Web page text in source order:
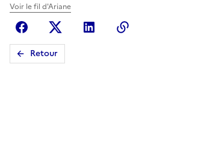
Voir le fil d'Ariane
FacebookX (anciennement Twitter)
Linkedin
Retour